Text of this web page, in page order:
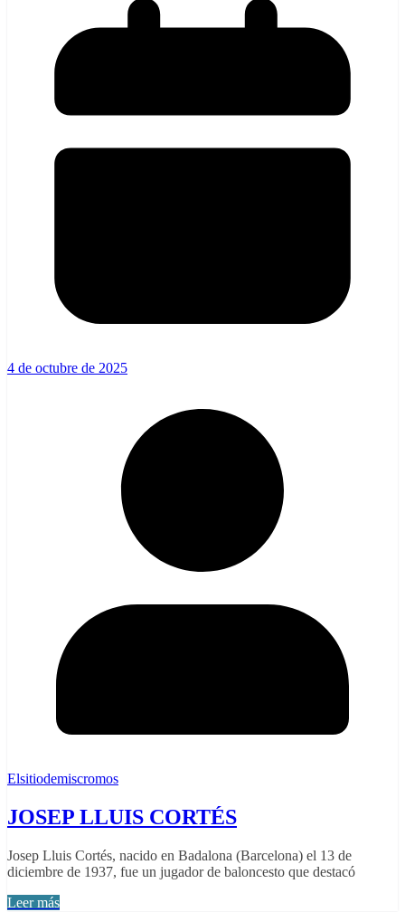
4 de octubre de 2025
Elsitiodemiscromos
JOSEP LLUIS CORTÉS
Josep Lluis Cortés, nacido en Badalona (Barcelona) el 13 de
diciembre de 1937, fue un jugador de baloncesto que destacó
Leer más